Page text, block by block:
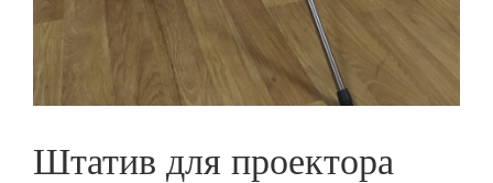
Штатив для проектора